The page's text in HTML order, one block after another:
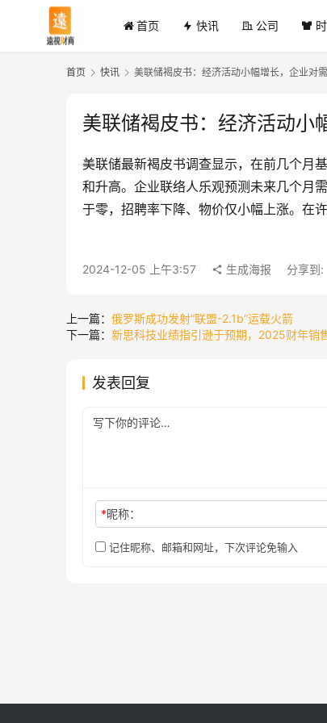
首页 快讯 公司
首页 快讯 美联储褐皮书：经济活动小幅增长，企业对
美联储褐皮书：经济活动小
美联储最新褐皮书调查显示，在前几个月
和升高。企业联络人乐观预测未来几个月
于零，招聘率下降、物价仅小幅上涨。在
2024-12-05 上午3:57 生成海报 分享到:
上一篇： 俄罗斯成功发射“联盟-2.1b”运载火箭
下一篇： 新思科技业绩指引逊于预期，2025财年销
发表回复
*昵称：
记住昵称、邮箱和网址，下次评论免输入